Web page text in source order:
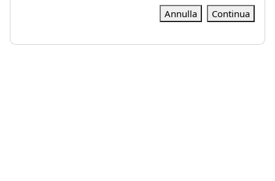
Annulla Continua